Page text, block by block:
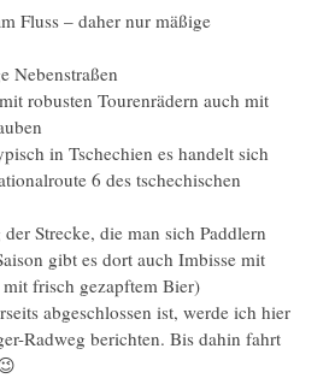
Fluss – daher nur mäßige
Nebenstraßen
robusten Tourenrädern auch mit
in Tschechien es handelt sich
6 des tschechischen
Strecke, die man sich Paddlern
gibt es dort auch Imbisse mit
frisch gezapftem Bier)
abgeschlossen ist, werde ich hier
Radweg berichten. Bis dahin fahrt